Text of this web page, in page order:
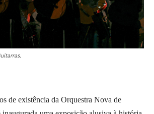
de existência da Orquestra Nova de